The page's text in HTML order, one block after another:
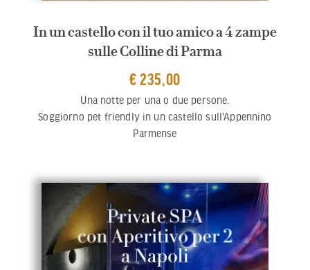
In un castello con il tuo amico a 4 zampe
sulle Colline di Parma
€ 235,00
Una notte per una o due persone.
Soggiorno pet friendly in un castello sull'Appennino
Parmense